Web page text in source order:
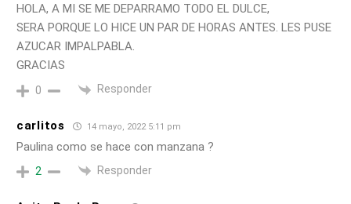
HOLA, A MI SE ME DEPARRAMO TODO EL DULCE,
SERA PORQUE LO HICE UN PAR DE HORAS ANTES. LES PUSE
AZUCAR IMPALPABLA.
GRACIAS
0 Responder
carlitos 14 mayo, 2022 5:11 pm
Paulina como se hace con manzana ?
2 Responder